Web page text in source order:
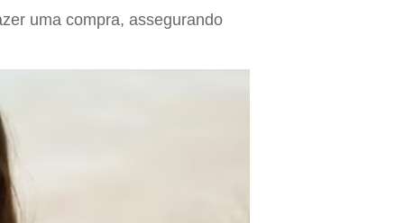
uma compra, assegurando